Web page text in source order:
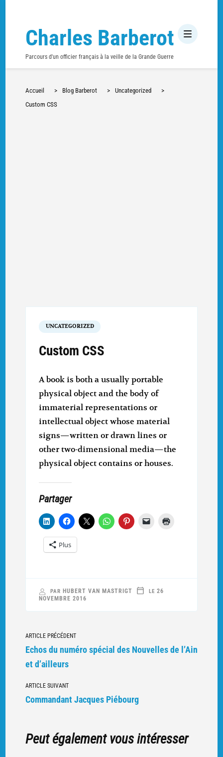
Charles Barberot
Parcours d'un officier français à la veille de la Grande Guerre
Accueil > Blog Barberot > Uncategorized
>
Custom CSS
UNCATEGORIZED
Custom CSS
A book is both a usually portable
physical object and the body of
immaterial representations or
intellectual object whose material
signs—written or drawn lines or
other two-dimensional media—the
physical object contains or houses.
Partager
Plus
PAR HUBERT VAN MASTRIGT LE26
NOVEMBRE 2016
Navigation
vers
d'autres
ARTICLE PRÉCÉDENT
Echos du numéro spécial des Nouvelles de l’Ain
et d’ailleurs
ARTICLE SUIVANT
Commandant Jacques Piébourg
Peut également vous intéresser